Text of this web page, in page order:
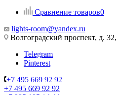
Сравнение товаров0
lights-room@yandex.ru
Волгоградский проспект, д.
Telegram
Pinterest
+7 495 669 92 92
+7 495 669 92 92